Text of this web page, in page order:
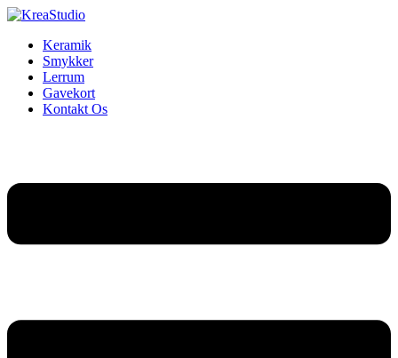
Keramik
Smykker
Lerrum
Gavekort
Kontakt Os